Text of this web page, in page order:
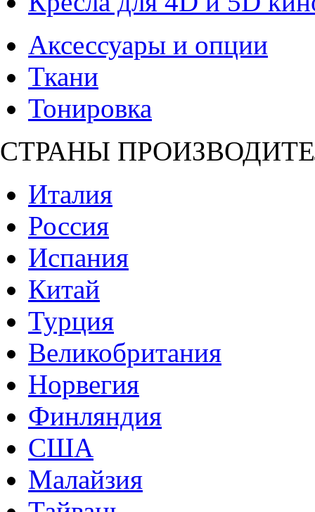
Аксессуары и опции
Ткани
Тонировка
СТРАНЫ
Италия
Россия
Испания
Китай
Турция
Великобритания
Норвегия
Финляндия
США
Малайзия